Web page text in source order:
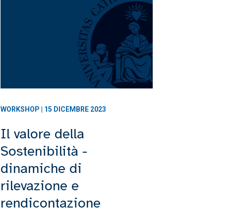
WORKSHOP | 15 DICEMBRE 2023
Il valore della
Sostenibilità -
dinamiche di
rilevazione e
rendicontazione